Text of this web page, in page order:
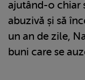
ajutând-o chiar
abuzivă și să
un an de zile,
buni care se